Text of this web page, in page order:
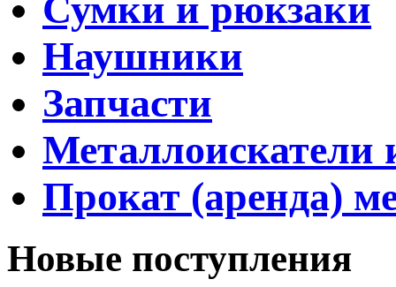
Сумки и рюкзаки
Наушники
Запчасти
Металлоискатели
Прокат (аренда)
Новые поступления